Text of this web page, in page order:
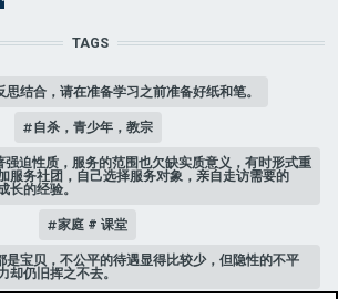
TAGS
思结合，请在准备学习之前准备好纸和笔。
自杀，青少年，教宗
强迫性质，服务的范围也欠缺实质意义，有时形式重
服务社团，自己选择服务对象，亲自走访需要的
长的经验。
家庭 # 课堂
是宝贝，不公平的待遇显得比较少，但隐性的不平
却仍旧挥之不去。